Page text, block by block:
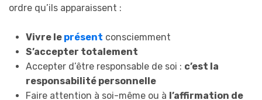
ordre qu’ils apparaissent :
Vivre le présent consciemment
S’accepter totalement
Accepter d’être responsable de soi : c’est la
responsabilité personnelle
Faire attention à soi-même ou à l’affirmation de